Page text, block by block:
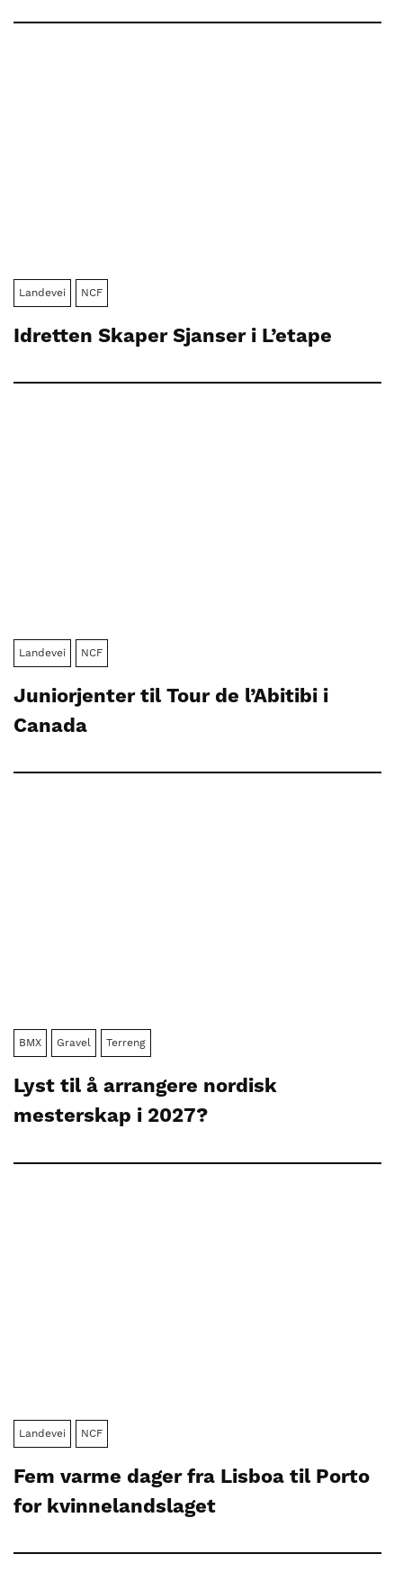
Landevei NCF
Idretten Skaper Sjanser i L’etape
Landevei NCF
Juniorjenter til Tour de l’Abitibi i
Canada
BMX Gravel Terreng
Lyst til å arrangere nordisk
mesterskap i 2027?
Landevei NCF
Fem varme dager fra Lisboa til Porto
for kvinnelandslaget